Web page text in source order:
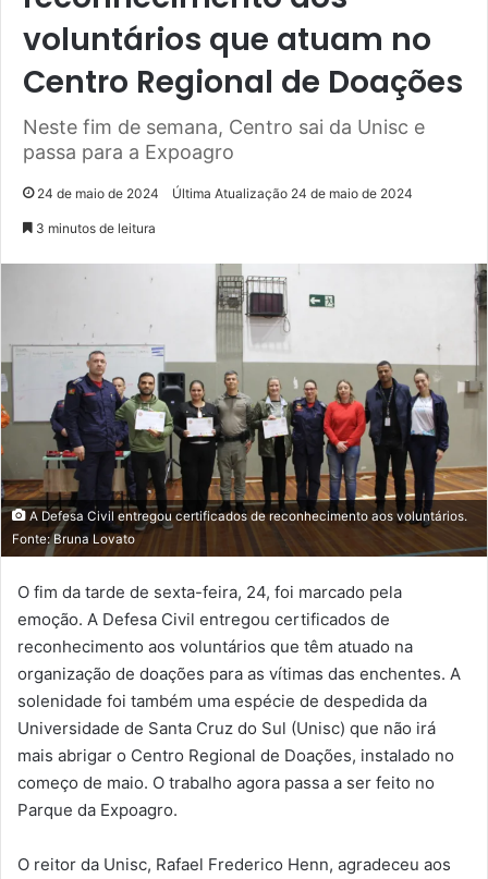
voluntários que atuam no
Centro Regional de Doações
Neste fim de semana, Centro sai da Unisc e
passa para a Expoagro
24 de maio de 2024 Última Atualização 24 de maio de 2024
3 minutos de leitura
A Defesa Civil entregou certificados de reconhecimento aos voluntários.
Fonte: Bruna Lovato
O fim da tarde de sexta-feira, 24, foi marcado pela
emoção. A Defesa Civil entregou certificados de
reconhecimento aos voluntários que têm atuado na
organização de doações para as vítimas das enchentes. A
solenidade foi também uma espécie de despedida da
Universidade de Santa Cruz do Sul (Unisc) que não irá
mais abrigar o Centro Regional de Doações, instalado no
começo de maio. O trabalho agora passa a ser feito no
Parque da Expoagro.
O reitor da Unisc, Rafael Frederico Henn, agradeceu aos